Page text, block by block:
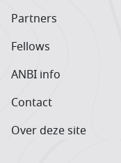
Partners
Fellows
ANBI info
Contact
Over deze site